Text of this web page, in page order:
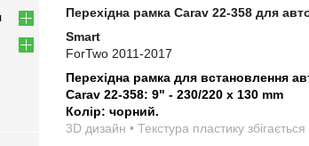
Перехідна рамка Carav 22-358 для
Smart
ForTwo 2011-2017
Перехідна рамка для встановлення
Carav 22-358: 9" - 230/220 x 130 mm
Колір: чорний.
3D дизайн • Текстура пластику